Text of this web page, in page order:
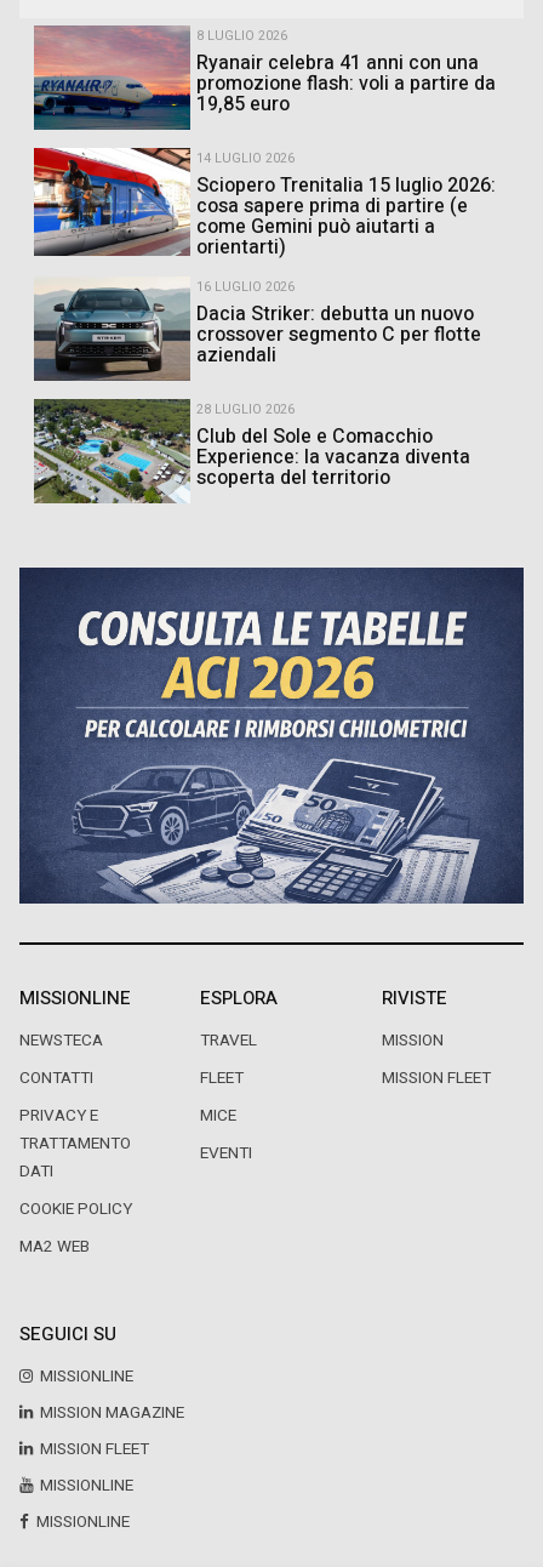
8 LUGLIO 2026
Ryanair celebra 41 anni con una
promozione flash: voli a partire da
19,85 euro
14 LUGLIO 2026
Sciopero Trenitalia 15 luglio 2026:
cosa sapere prima di partire (e
come Gemini può aiutarti a
orientarti)
16 LUGLIO 2026
Dacia Striker: debutta un nuovo
crossover segmento C per flotte
aziendali
28 LUGLIO 2026
Club del Sole e Comacchio
Experience: la vacanza diventa
scoperta del territorio
MISSIONLINE
NEWSTECA
CONTATTI
PRIVACY E
TRATTAMENTO
DATI
COOKIE POLICY
MA2 WEB
ESPLORA
TRAVEL
FLEET
MICE
EVENTI
RIVISTE
MISSION
MISSION FLEET
SEGUICI SU
MISSIONLINE
MISSION MAGAZINE
MISSION FLEET
MISSIONLINE
MISSIONLINE